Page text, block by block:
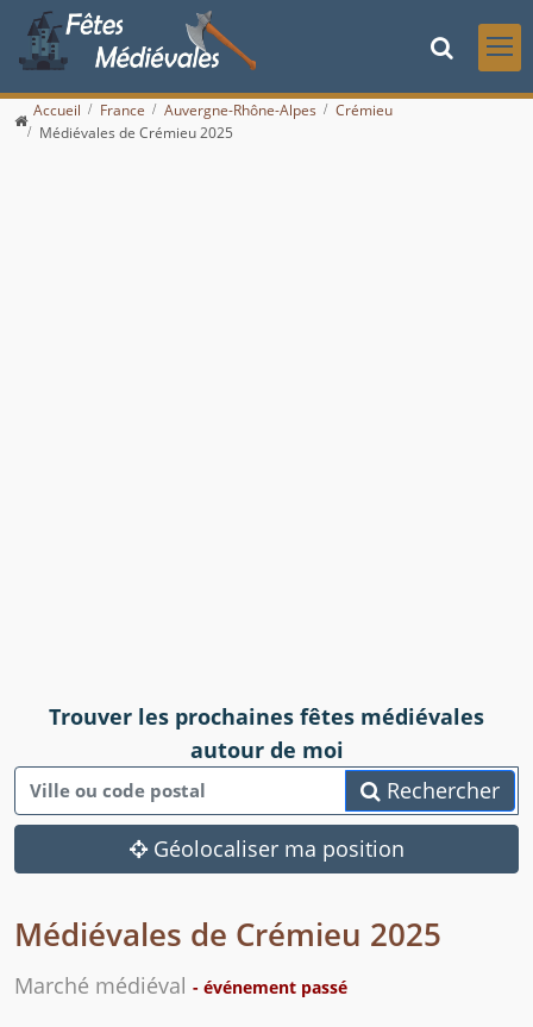
Accueil France Auvergne-Rhône-Alpes
Crémieu
Médiévales de Crémieu 2025
Trouver les prochaines fêtes médiévales
autour de moi
Rechercher
Géolocaliser ma position
Médiévales de Crémieu 2025
Marché médiéval - événement passé